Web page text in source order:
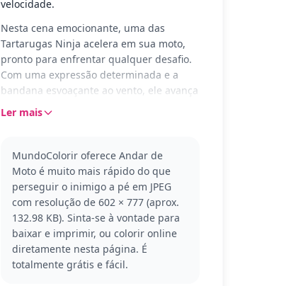
velocidade.
Nesta cena emocionante, uma das
Tartarugas Ninja acelera em sua moto,
pronto para enfrentar qualquer desafio.
Com uma expressão determinada e a
bandana esvoaçante ao vento, ele avança
em alta velocidade. As linhas de ação ao
As Tartarugas Ninja são conhecidas por
suas habilidades de combate e amor por
pizza! Este é um ótimo exemplo do
espírito destemido da equipe. Esta
página é perfeita para fãs de todas as
idades que amam ação e aventura.
Depois de colorir, confira outras páginas
das Tartarugas Ninja para expandir sua
Ler mais
MundoColorir oferece Andar de
Moto é muito mais rápido do que
perseguir o inimigo a pé em JPEG
com resolução de 602 × 777 (aprox.
132.98 KB). Sinta-se à vontade para
baixar e imprimir, ou colorir online
diretamente nesta página. É
totalmente grátis e fácil.